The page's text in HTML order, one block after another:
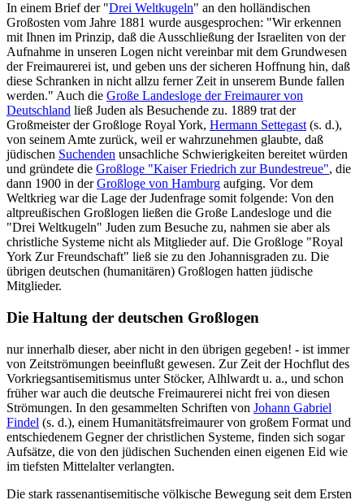
In einem Brief der "Drei Weltkugeln" an den holländischen
Großosten vom Jahre 1881 wurde ausgesprochen: "Wir erkennen
mit Ihnen im Prinzip, daß die Ausschließung der Israeliten von der
Aufnahme in unseren Logen nicht vereinbar mit dem Grundwesen
der Freimaurerei ist, und geben uns der sicheren Hoffnung hin, daß
diese Schranken in nicht allzu ferner Zeit in unserem Bunde fallen
werden." Auch die Große Landesloge der Freimaurer von
Deutschland ließ Juden als Besuchende zu. 1889 trat der
Großmeister der Großloge Royal York, Hermann Settegast (s. d.),
von seinem Amte zurück, weil er wahrzunehmen glaubte, daß
jüdischen Suchenden unsachliche Schwierigkeiten bereitet würden
und gründete die Großloge "Kaiser Friedrich zur Bundestreue", die
dann 1900 in derGroßloge von Hamburg aufging. Vor dem
Weltkrieg war die Lage der Judenfrage somit folgende: Von den
altpreußischen Großlogen ließen die Große Landesloge und die
"Drei Weltkugeln" Juden zum Besuche zu, nahmen sie aber als
christliche Systeme nicht als Mitglieder auf. Die Großloge "Royal
York Zur Freundschaft" ließ sie zu den Johannisgraden zu. Die
übrigen deutschen (humanitären) Großlogen hatten jüdische
Mitglieder.
Die Haltung der deutschen Großlogen
nur innerhalb dieser, aber nicht in den übrigen gegeben! - ist immer
von Zeitströmungen beeinflußt gewesen. Zur Zeit der Hochflut des
Vorkriegsantisemitismus unter Stöcker, Alhlwardt u. a., und schon
früher war auch die deutsche Freimaurerei nicht frei von diesen
Strömungen. In den gesammelten Schriften von Johann Gabriel
Findel (s. d.), einem Humanitätsfreimaurer von großem Format und
entschiedenem Gegner der christlichen Systeme, finden sich sogar
Aufsätze, die von den jüdischen Suchenden einen eigenen Eid wie
im tiefsten Mittelalter verlangten.
Die stark rassenantisemitische völkische Bewegung seit dem Ersten